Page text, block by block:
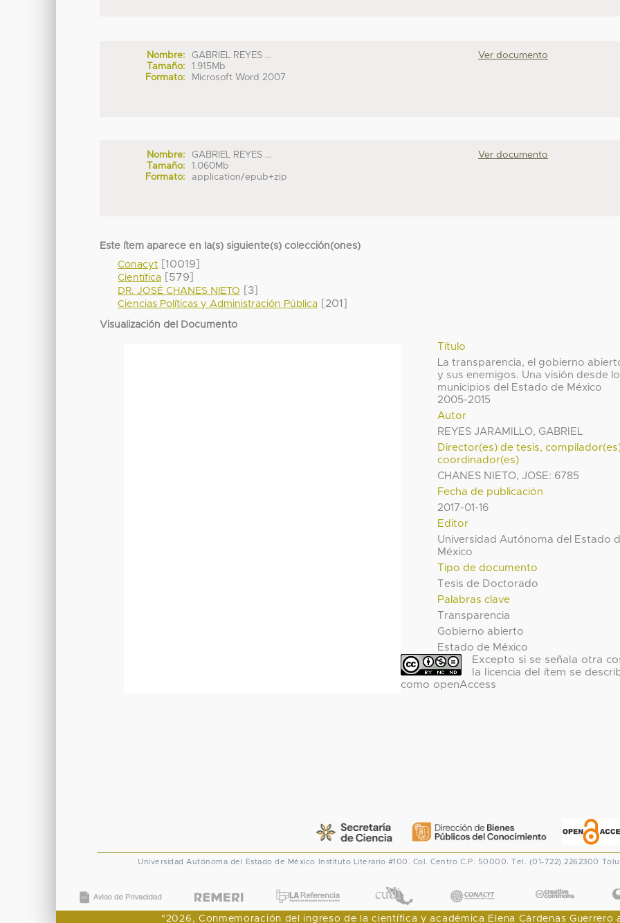
Nombre:
GABRIEL REYES ...
Tamaño:
1.915Mb
Formato:
Microsoft Word 2007
Ver documento
Nombre:
GABRIEL REYES ...
Tamaño:
1.060Mb
Formato:
application/epub+zip
Ver documento
Este ítem aparece en la(s) siguiente(s) colección(ones)
Conacyt [10019]
Científica [579]
DR. JOSÉ CHANES NIETO [3]
Ciencias Políticas y Administración Pública [201]
Visualización del Documento
Título
La transparencia, el gobierno
y sus enemigos. Una visión desde
municipios del Estado de México
2005-2015
Autor
REYES JARAMILLO, GABRIEL
Director(es) de tesis,
coordinador(es)
CHANES NIETO, JOSE: 6785
Fecha de publicación
2017-01-16
Editor
Universidad Autónoma del Estado
México
Tipo de documento
Tesis de Doctorado
Palabras clave
Transparencia
Gobierno abierto
Estado de México
Excepto si se señala otra
la licencia del ítem se
como openAccess
Universidad Autónoma del Estado de México Instituto Literario #100. Col. Centro C.P. 50000. Tel. (01-722) 2262300
"2026, Conmemoración del ingreso de la científica y académica Elena Cárdenas